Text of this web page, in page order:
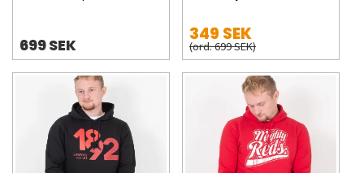
699 SEK
349 SEK
(ord. 699 SEK)